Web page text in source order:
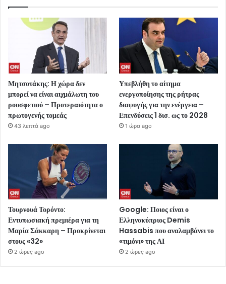
Μητσοτάκης: Η χώρα δεν
μπορεί να είναι αιχμάλωτη του
ρουσφετιού – Προτεραιότητα ο
πρωτογενής τομεάς
43 λεπτά ago
Υπεβλήθη το αίτημα
ενεργοποίησης της ρήτρας
διαφυγής για την ενέργεια –
Επενδύσεις 1 δισ. ως το 2028
1 ώρα ago
Τουρνουά Τορόντο:
Εντυπωσιακή πρεμιέρα για τη
Μαρία Σάκκαρη – Προκρίνεται
στους «32»
2 ώρες ago
Google: Ποιος είναι ο
Ελληνοκύπριος Demis
Hassabis που αναλαμβάνει το
«τιμόνι» της ΑΙ
2 ώρες ago